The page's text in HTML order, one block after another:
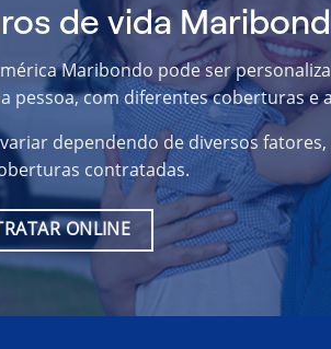
de vida
Maribondo pode ser
pessoa, com diferentes coberturas e
dependendo de diversos
contratadas.
ONLINE